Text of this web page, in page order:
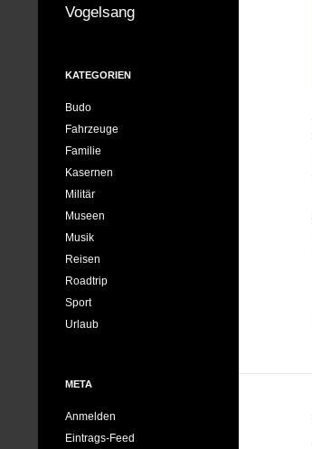
Vogelsang
KATEGORIEN
Budo
Fahrzeuge
Familie
Kasernen
Militär
Museen
Musik
Reisen
Roadtrip
Sport
Urlaub
META
Anmelden
Eintrags-Feed